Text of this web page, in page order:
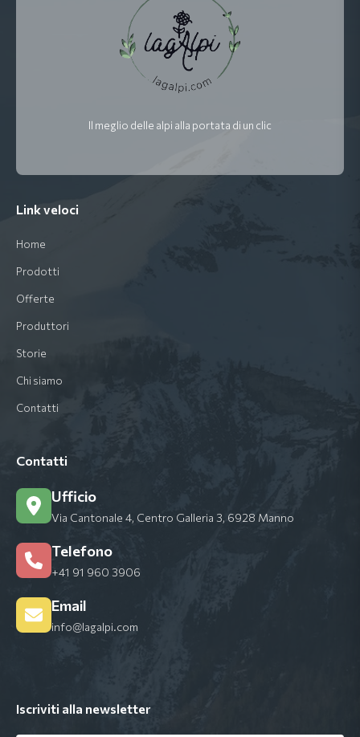
Il meglio delle alpi alla portata di un clic
Link veloci
Home
Prodotti
Offerte
Produttori
Storie
Chi siamo
Contatti
Contatti
Ufficio
Via Cantonale 4, Centro Galleria 3, 6928 Manno
Telefono
+41 91 960 3906
Email
info@lagalpi.com
Iscriviti alla newsletter